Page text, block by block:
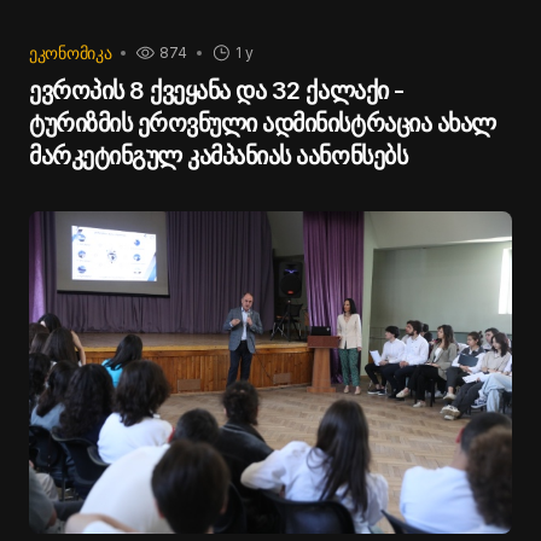
ᲔᲙᲝᲜᲝᲛᲘᲙᲐ 1 y
874
ევროპის 8 ქვეყანა და 32 ქალაქი -
ტურიზმის ეროვნული ადმინისტრაცია ახალ
მარკეტინგულ კამპანიას აანონსებს